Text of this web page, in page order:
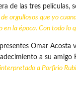
de las tres películas,
orgullosos que yo
la época. Con todo lo
Omar Acosta
a su
a Porfirio